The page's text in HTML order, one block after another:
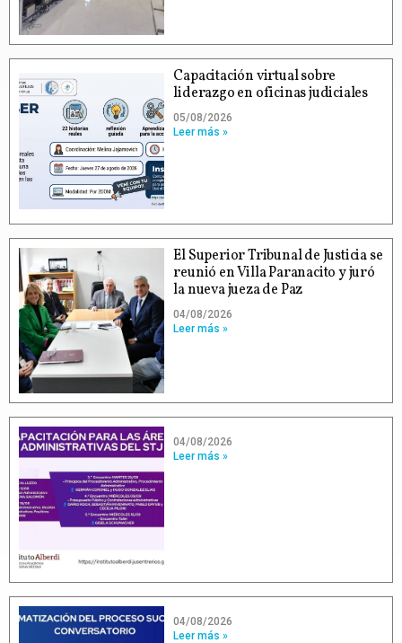
Capacitación virtual sobre
liderazgo en oficinas judiciales
05/08/2026
Leer más »
El Superior Tribunal de Justicia se
reunió en Villa Paranacito y juró
la nueva jueza de Paz
04/08/2026
Leer más »
04/08/2026
Leer más »
04/08/2026
Leer más »